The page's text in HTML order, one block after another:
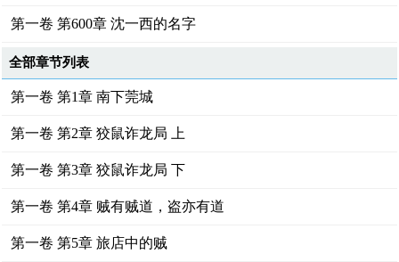
第一卷 第600章 沈一西的名字
全部章节列表
第一卷 第1章 南下莞城
第一卷 第2章 狡鼠诈龙局 上
第一卷 第3章 狡鼠诈龙局 下
第一卷 第4章 贼有贼道，盗亦有道
第一卷 第5章 旅店中的贼